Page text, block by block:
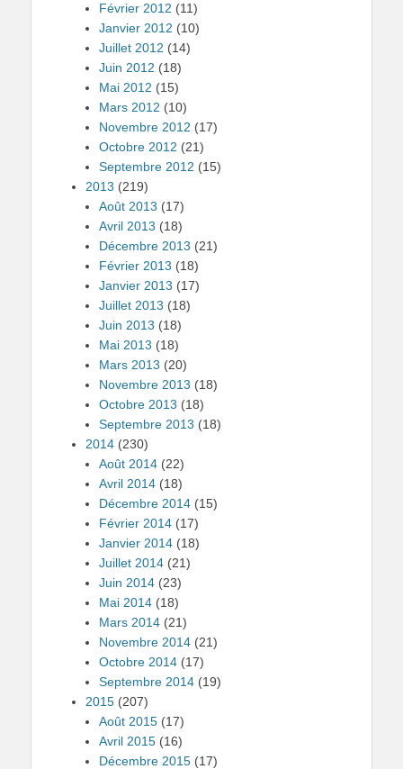
Février 2012 (11)
Janvier 2012 (10)
Juillet 2012 (14)
Juin 2012 (18)
Mai 2012 (15)
Mars 2012 (10)
Novembre 2012 (17)
Octobre 2012 (21)
Septembre 2012 (15)
2013 (219)
Août 2013 (17)
Avril 2013 (18)
Décembre 2013 (21)
Février 2013 (18)
Janvier 2013 (17)
Juillet 2013 (18)
Juin 2013 (18)
Mai 2013 (18)
Mars 2013 (20)
Novembre 2013 (18)
Octobre 2013 (18)
Septembre 2013 (18)
2014 (230)
Août 2014 (22)
Avril 2014 (18)
Décembre 2014 (15)
Février 2014 (17)
Janvier 2014 (18)
Juillet 2014 (21)
Juin 2014 (23)
Mai 2014 (18)
Mars 2014 (21)
Novembre 2014 (21)
Octobre 2014 (17)
Septembre 2014 (19)
2015 (207)
Août 2015 (17)
Avril 2015 (16)
Décembre 2015 (17)